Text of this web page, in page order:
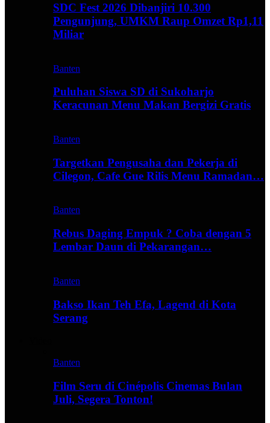
SDC Fest 2026 Dibanjiri 10.300
Pengunjung, UMKM Raup Omzet Rp1,11
Miliar
Banten
Puluhan Siswa SD di Sukoharjo
Keracunan Menu Makan Bergizi Gratis
Banten
Targetkan Pengusaha dan Pekerja di
Cilegon, Cafe Gue Rilis Menu Ramadan…
Banten
Rebus Daging Empuk ? Coba dengan 5
Lembar Daun di Pekarangan…
Banten
Bakso Ikan Teh Efa, Lagend di Kota
Serang
Banten
Film Seru di Cinépolis Cinemas Bulan
Juli, Segera Tonton!